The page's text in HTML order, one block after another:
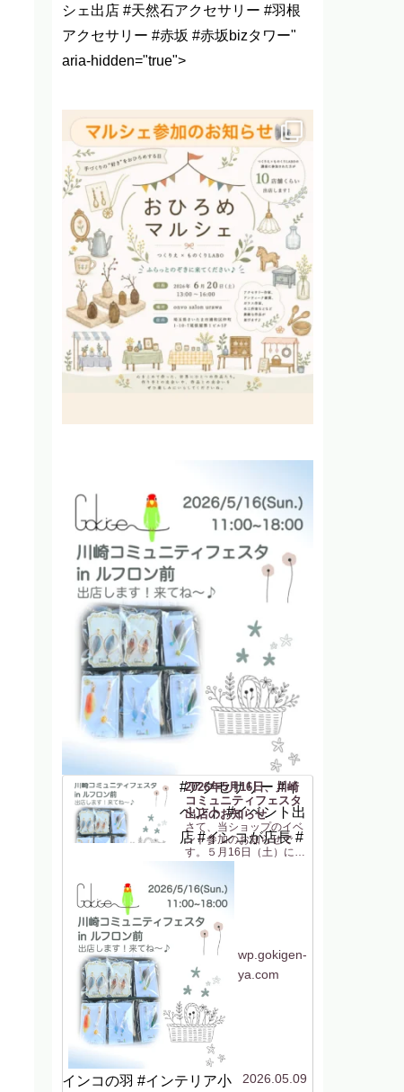
シェ出店 #天然石アクセサリー #羽根
アクセサリー #赤坂 #赤坂bizタワー"
aria-hidden="true">
2026年5月16日、川崎
コミュニティフェスタ
出店のお知らせ
さて、当ショップのイベ
ント参加のお知らせで
す。５月16日（土）に
「川崎コミュニティフェ
参加します！JR川崎駅東
口 からすぐの駅前広場
(ルフロン前広場)での開
催です。駅から近いのは
助かりますね〜（私も
^^）。ルフロ...wp.gokigen-
ya.com
2026.05.09
#アクセサリー #イ
ベント #イベント出
店 #インコが店長 #
インコの羽 #インテリア小